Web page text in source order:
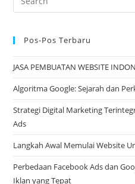
Pos-Pos Terbaru
JASA PEMBUATAN WEBSITE
Algoritma Google: Sejarah dan
Strategi Digital Marketing
Ads
Langkah Awal Memulai Website
Perbedaan Facebook Ads dan
Iklan yang Tepat